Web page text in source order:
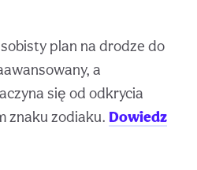
plan na drodze do
a
się od odkrycia
znaku zodiaku. Dowiedz